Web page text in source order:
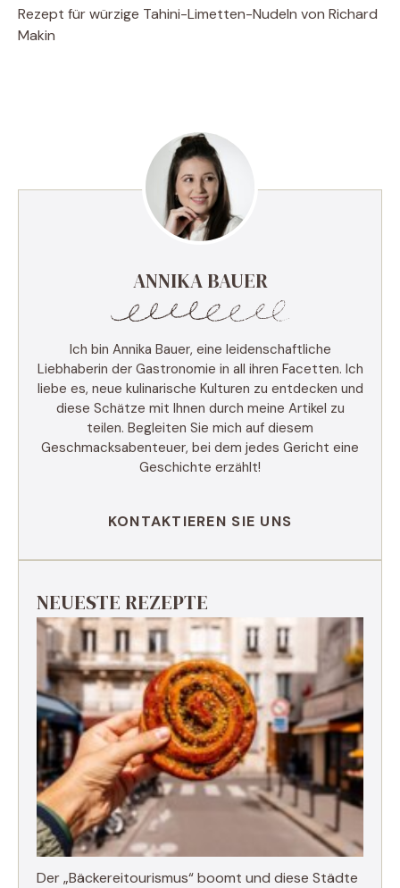
Rezept für würzige Tahini-Limetten-Nudeln von Richard
Makin
ANNIKA BAUER
Ich bin Annika Bauer, eine leidenschaftliche
Liebhaberin der Gastronomie in all ihren Facetten. Ich
liebe es, neue kulinarische Kulturen zu entdecken und
diese Schätze mit Ihnen durch meine Artikel zu
teilen. Begleiten Sie mich auf diesem
Geschmacksabenteuer, bei dem jedes Gericht eine
Geschichte erzählt!
KONTAKTIEREN SIE UNS
NEUESTE REZEPTE
Der „Bäckereitourismus“ boomt und diese Städte